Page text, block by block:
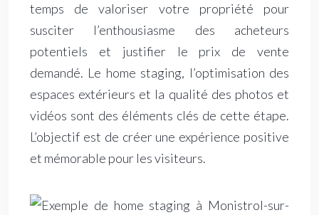
temps de valoriser votre propriété pour
susciter l’enthousiasme des acheteurs
potentiels et justifier le prix de vente
demandé. Le home staging, l’optimisation des
espaces extérieurs et la qualité des photos et
vidéos sont des éléments clés de cette étape.
L’objectif est de créer une expérience positive
et mémorable pour les visiteurs.